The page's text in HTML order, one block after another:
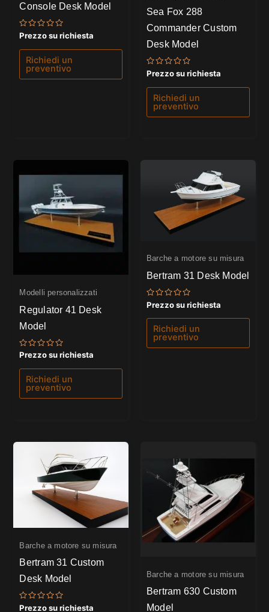
Console Desk Model
Valutato
su
Prezzo su richiesta
Richiedi un
preventivo
Sea Fox 288
Commander Custom
Desk Model
Valutato
0
su
Prezzo su richiesta
Richiedi un
preventivo
Modelli personalizzati
Regulator 41 Desk
Model
Valutato
su
Prezzo su richiesta
Richiedi un
preventivo
Barche a motore su misura
Bertram 31 Desk Model
Valutato
0
su
Prezzo su richiesta
Richiedi un
preventivo
Barche a motore su misura
Bertram 31 Custom
Desk Model
Valutato
Prezzo su richiesta
Barche a motore su misura
Bertram 630 Custom
Model